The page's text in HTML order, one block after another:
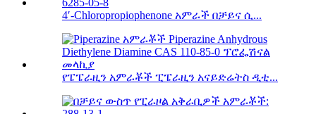
4′-Chloropropiophenone አምራች በቻይና ሲ...
የፔፔራዚን አምራቾች ፒፔራዚን አናይድሬትስ ዲቲ...